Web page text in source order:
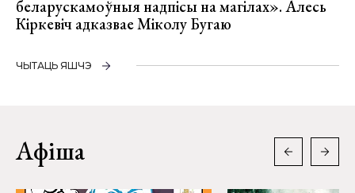
беларускамоўныя надпісы на магілах». Алесь
Кіркевіч адказвае Міколу Бугаю
ЧЫТАЦЬ ЯШЧЭ
Афіша